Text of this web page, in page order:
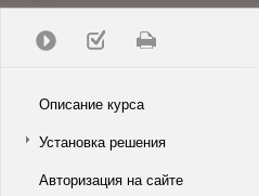
Описание курса
Установка решения
Авторизация на сайте